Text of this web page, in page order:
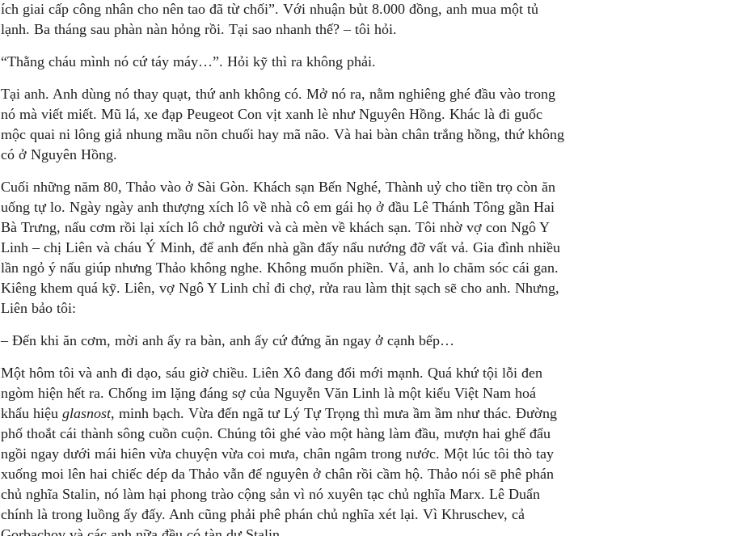
ích giai cấp công nhân cho nên tao đã từ chối”. Với nhuận bủt 8.000 đồng, anh mua một tủ
lạnh. Ba tháng sau phàn nàn hỏng rồi. Tại sao nhanh thế? – tôi hỏi.
“Thằng cháu mình nó cứ táy máy…”. Hỏi kỹ thì ra không phải.
Tại anh. Anh dùng nó thay quạt, thứ anh không có. Mở nó ra, nằm nghiêng ghé đầu vào trong
nó mà viết miết. Mũ lá, xe đạp Peugeot Con vịt xanh lè như Nguyên Hồng. Khác là đi guốc
mộc quai ni lông giả nhung mầu nõn chuối hay mã não. Và hai bàn chân trắng hồng, thứ không
có ở Nguyên Hồng.
Cuối những năm 80, Thảo vào ở Sài Gòn. Khách sạn Bến Nghé, Thành uỷ cho tiền trọ còn ăn
uống tự lo. Ngày ngày anh thượng xích lô về nhà cô em gái họ ở đầu Lê Thánh Tông gần Hai
Bà Trưng, nấu cơm rồi lại xích lô chở người và cà mèn về khách sạn. Tôi nhờ vợ con Ngô Y
Linh – chị Liên và cháu Ý Minh, để anh đến nhà gần đấy nấu nướng đỡ vất vả. Gia đình nhiều
lần ngỏ ý nấu giúp nhưng Thảo không nghe. Không muốn phiền. Vả, anh lo chăm sóc cái gan.
Kiêng khem quá kỹ. Liên, vợ Ngô Y Linh chỉ đi chợ, rửa rau làm thịt sạch sẽ cho anh. Nhưng,
Liên bảo tôi:
– Đến khi ăn cơm, mời anh ấy ra bàn, anh ấy cứ đứng ăn ngay ở cạnh bếp…
Một hôm tôi và anh đi dạo, sáu giờ chiều. Liên Xô đang đổi mới mạnh. Quá khứ tội lỗi đen
ngòm hiện hết ra. Chống im lặng đáng sợ của Nguyễn Văn Linh là một kiểu Việt Nam hoá
khẩu hiệu glasnost, minh bạch. Vừa đến ngã tư Lý Tự Trọng thì mưa ầm ầm như thác. Đường
phố thoắt cái thành sông cuồn cuộn. Chúng tôi ghé vào một hàng làm đầu, mượn hai ghế đẩu
ngồi ngay dưới mái hiên vừa chuyện vừa coi mưa, chân ngâm trong nước. Một lúc tôi thò tay
xuống moi lên hai chiếc dép da Thảo vẫn để nguyên ở chân rồi cầm hộ. Thảo nói sẽ phê phán
chủ nghĩa Stalin, nó làm hại phong trào cộng sản vì nó xuyên tạc chủ nghĩa Marx. Lê Duẩn
chính là trong luồng ấy đấy. Anh cũng phải phê phán chủ nghĩa xét lại. Vì Khruschev, cả